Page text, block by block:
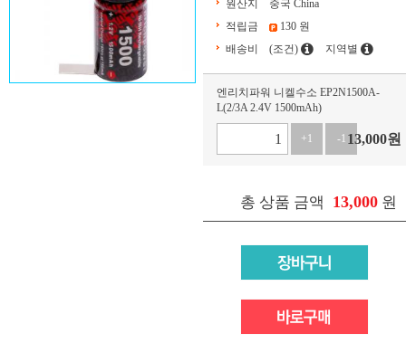
원산지
중국 China
적립금
130 원
배송비
(조건) 지역별
엔리치파워 니켈수소 EP2N1500A-
L(2/3A 2.4V 1500mAh)
+1 -1 13,000원
총 상품 금액 13,000 원